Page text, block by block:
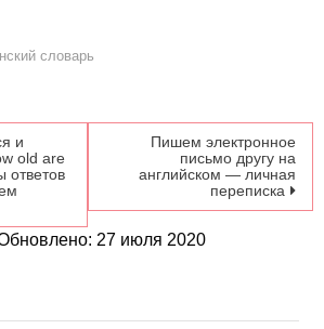
словарь
по записям
и
old are
ответов
Пишем электронное
письмо другу на
английском — личная
переписка
27 июля 2020